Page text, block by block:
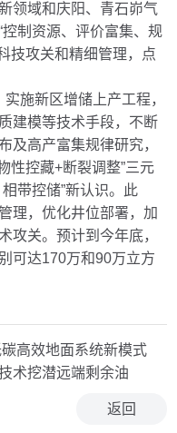
领域和庆阳、青石峁气
制资源、评价富集、规
技攻关和精细管理，点
施新区增储上产工程，
建模等技术手段，不断
及高产富集规律研究，
性控藏+断裂调整”三元
带控储”新认识。此
理，优化井位部署，加
攻关。预计到今年底，
可达170万和90万立方
高效地面系统新模式
术挖潜远端剩余油
返回